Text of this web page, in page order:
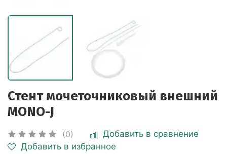
Стент мочеточниковый внешний
MONO-J
(0)
Добавить в сравнение
Добавить в избранное